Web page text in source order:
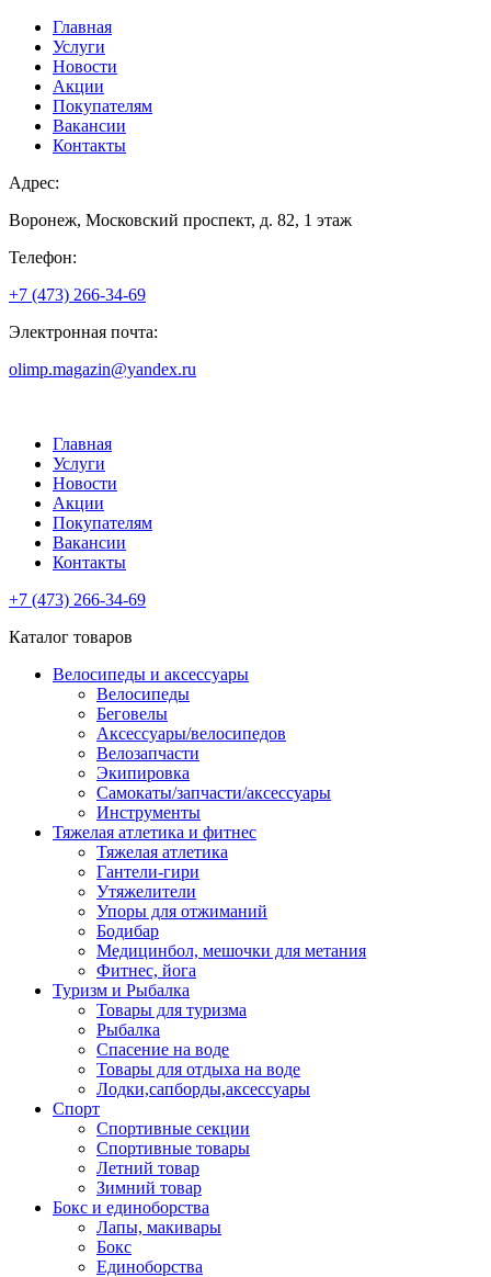
Главная
Услуги
Новости
Акции
Покупателям
Вакансии
Контакты
Адрес:
Воронеж, Московский проспект, д. 82, 1 этаж
Телефон:
+7 (473) 266-34-69
Электронная почта:
olimp.magazin@yandex.ru
Главная
Услуги
Новости
Акции
Покупателям
Вакансии
Контакты
+7 (473) 266-34-69
Каталог товаров
Велосипеды и аксессуары
Велосипеды
Беговелы
Аксессуары/велосипедов
Велозапчасти
Экипировка
Самокаты/запчасти/аксессуары
Инструменты
Тяжелая атлетика и фитнес
Тяжелая атлетика
Гантели-гири
Утяжелители
Упоры для отжиманий
Бодибар
Медицинбол, мешочки для метания
Фитнес, йога
Туризм и Рыбалка
Товары для туризма
Рыбалка
Спасение на воде
Товары для отдыха на воде
Лодки,сапборды,аксессуары
Спорт
Спортивные секции
Спортивные товары
Летний товар
Зимний товар
Бокс и единоборства
Лапы, макивары
Бокс
Единоборства